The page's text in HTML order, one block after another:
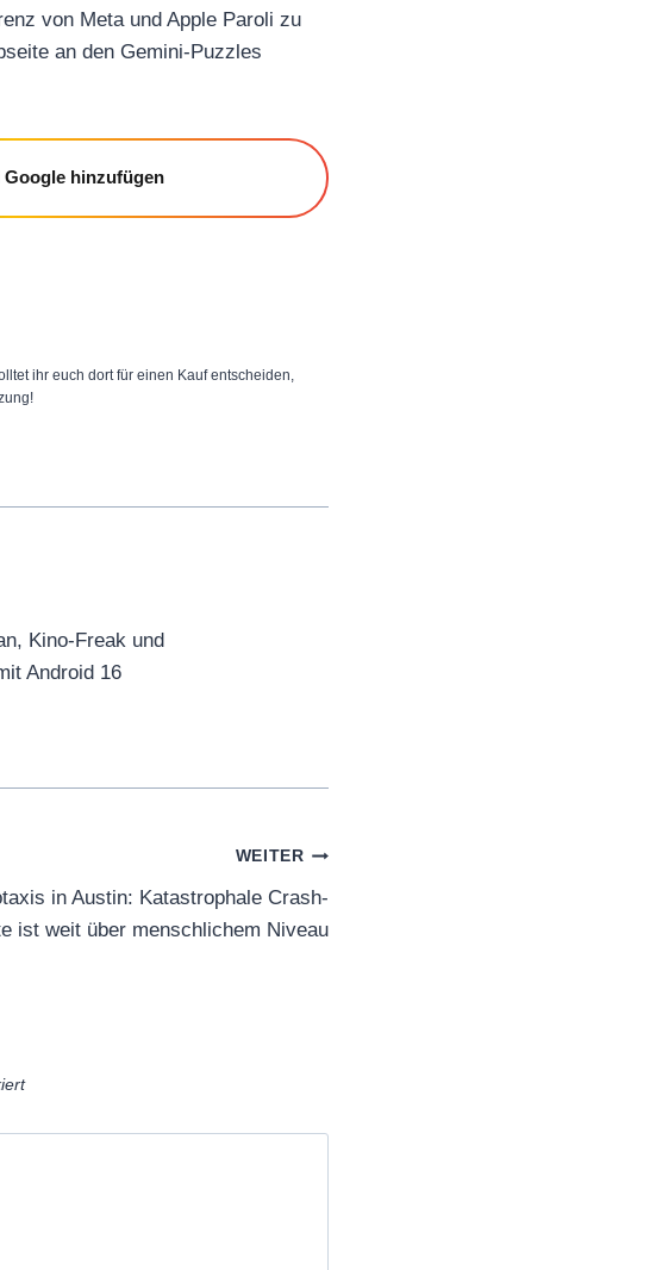
von Meta und Apple Paroli zu
an den Gemini-Puzzles
hinzufügen
ihr euch dort für einen Kauf entscheiden,
Kino-Freak und
Android 16
WEITER
in Austin: Katastrophale Crash-
ist weit über menschlichem Niveau